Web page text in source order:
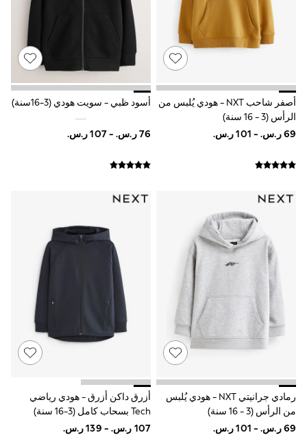
Smiggle
Eastpak
Bags & Backpacks
Caps
Polo Shirts
All Girls Sports & Swimwear
T-Shirts
Bags & Backpacks
Lunchboxes
GIRLS
E-Gift Card
New In
New In from Next
6-8 years
15+ years
All Clothing
Coats & Jackets
Holiday Shop
Jeans
Jumpsuits & Playsuits
All Girl's New In
أصفر شاحب NXT - هودي يُلبس من
الرأس (3 - 16 سنة)
أسود ظبي - سويت هودي (3-16سنة)
رمادي جرانيتي NXT - هودي يُلبس
من الرأس (3 - 16 سنة)
أزرق داكن أزرق - هودي رياضي
Tech بسحاب كامل (3-16 سنة)